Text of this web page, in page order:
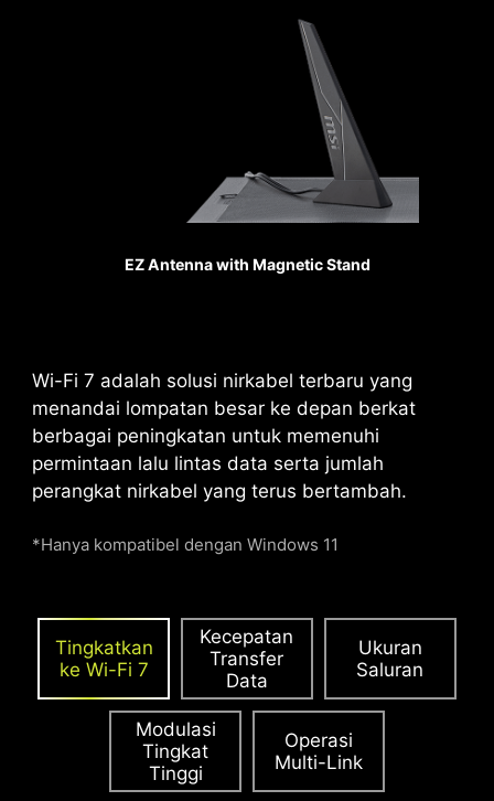
EZ Antenna with Magnetic Stand
Wi-Fi 7 adalah solusi nirkabel terbaru yang
menandai lompatan besar ke depan berkat
berbagai peningkatan untuk memenuhi
permintaan lalu lintas data serta jumlah
perangkat nirkabel yang terus bertambah.
*Hanya kompatibel dengan Windows 11
Tingkatkan
ke Wi-Fi 7
Kecepatan
Transfer
Data
Ukuran
Saluran
Modulasi
Tingkat
Tinggi
Operasi
Multi-Link
1.2X WEIGHT ENDURANCE
STEEL ARMOR II
Dibandingkan generasi
bobot Steel Armor II
sangat baik.
PCIE SUPPLEMENTAL POWER
menyediakan daya khusus untuk memenuhi
memastikan kinerja yang stabil, efisien, dan
berkelanjutan.
Pelajari lebih lanjut tentang
kompatibilitas casing.